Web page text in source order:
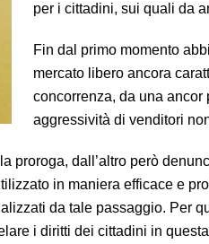
per i cittadini, sui quali da
Fin dal primo momento
mercato libero ancora
concorrenza, da una ancor
aggressività di venditori
proroga, dall’altro però
in maniera efficace e
da tale passaggio. Per
i diritti dei cittadini in